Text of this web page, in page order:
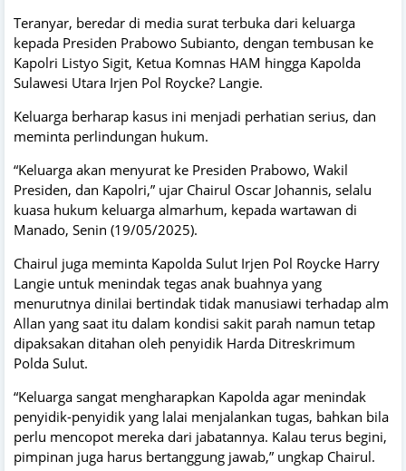
Teranyar, beredar di media surat terbuka dari keluarga
kepada Presiden Prabowo Subianto, dengan tembusan ke
Kapolri Listyo Sigit, Ketua Komnas HAM hingga Kapolda
Sulawesi Utara Irjen Pol Roycke? Langie.
Keluarga berharap kasus ini menjadi perhatian serius, dan
meminta perlindungan hukum.
“Keluarga akan menyurat ke Presiden Prabowo, Wakil
Presiden, dan Kapolri,” ujar Chairul Oscar Johannis, selalu
kuasa hukum keluarga almarhum, kepada wartawan di
Manado, Senin (19/05/2025).
Chairul juga meminta Kapolda Sulut Irjen Pol Roycke Harry
Langie untuk menindak tegas anak buahnya yang
menurutnya dinilai bertindak tidak manusiawi terhadap alm
Allan yang saat itu dalam kondisi sakit parah namun tetap
dipaksakan ditahan oleh penyidik Harda Ditreskrimum
Polda Sulut.
“Keluarga sangat mengharapkan Kapolda agar menindak
penyidik-penyidik yang lalai menjalankan tugas, bahkan bila
perlu mencopot mereka dari jabatannya. Kalau terus begini,
pimpinan juga harus bertanggung jawab,” ungkap Chairul.